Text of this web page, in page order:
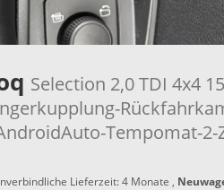
Selection 2,0 TDI 4x4
Tempomat-
Lieferzeit:4 Monate ,